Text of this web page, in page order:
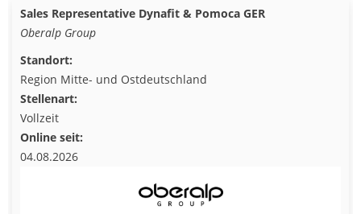
Sales Representative Dynafit & Pomoca GER
Oberalp Group
Standort:
Region Mitte- und Ostdeutschland
Stellenart:
Vollzeit
Online seit:
04.08.2026